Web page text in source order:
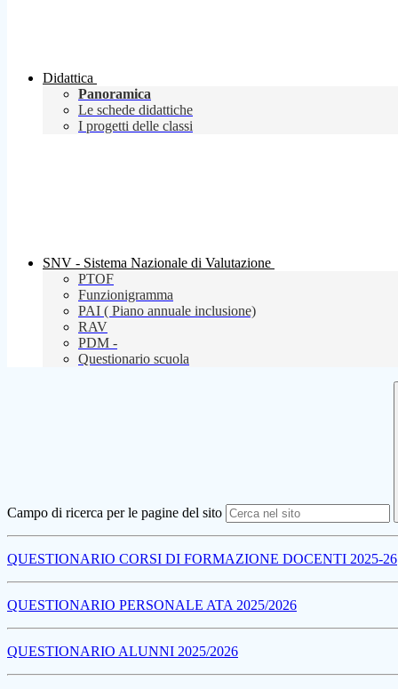
Didattica
Panoramica
Le schede didattiche
I progetti delle classi
SNV - Sistema Nazionale di Valutazione
PTOF
Funzionigramma
PAI ( Piano annuale inclusione)
RAV
PDM -
Questionario scuola
Campo di ricerca per le pagine del sito
QUESTIONARIO CORSI DI FORMAZIONE DOCENTI 2025-26
QUESTIONARIO PERSONALE ATA 2025/2026
QUESTIONARIO ALUNNI 2025/2026